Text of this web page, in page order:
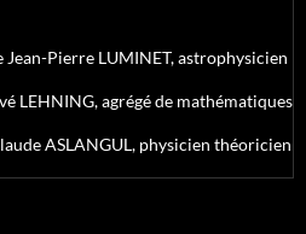
Jean-Pierre LUMINET, astrophysicien
LEHNING, agrégé de mathématiques
ASLANGUL, physicien théoricien